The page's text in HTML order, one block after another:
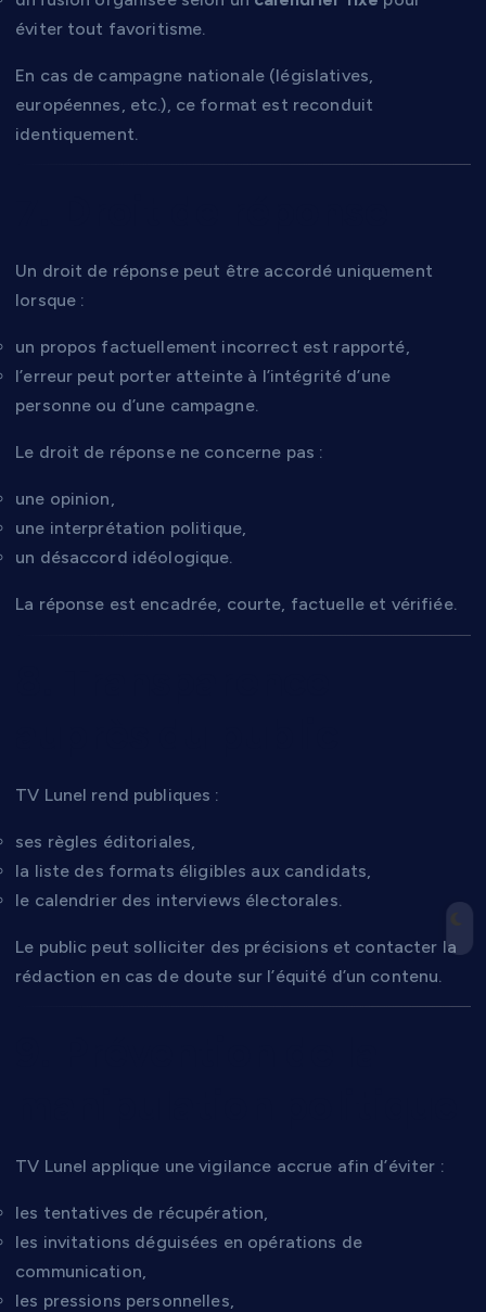
éviter tout favoritisme.
En cas de campagne nationale (législatives,
européennes, etc.), ce format est reconduit
identiquement.
Un droit de réponse peut être accordé uniquement
lorsque :
un propos factuellement incorrect est rapporté,
l’erreur peut porter atteinte à l’intégrité d’une
personne ou d’une campagne.
Le droit de réponse ne concerne pas :
une opinion,
une interprétation politique,
un désaccord idéologique.
La réponse est encadrée, courte, factuelle et vérifiée.
TV Lunel rend publiques :
ses règles éditoriales,
la liste des formats éligibles aux candidats,
le calendrier des interviews électorales.
Le public peut solliciter des précisions et contacter la
rédaction en cas de doute sur l’équité d’un contenu.
TV Lunel applique une vigilance accrue afin d’éviter :
les tentatives de récupération,
les invitations déguisées en opérations de
communication,
les pressions personnelles,